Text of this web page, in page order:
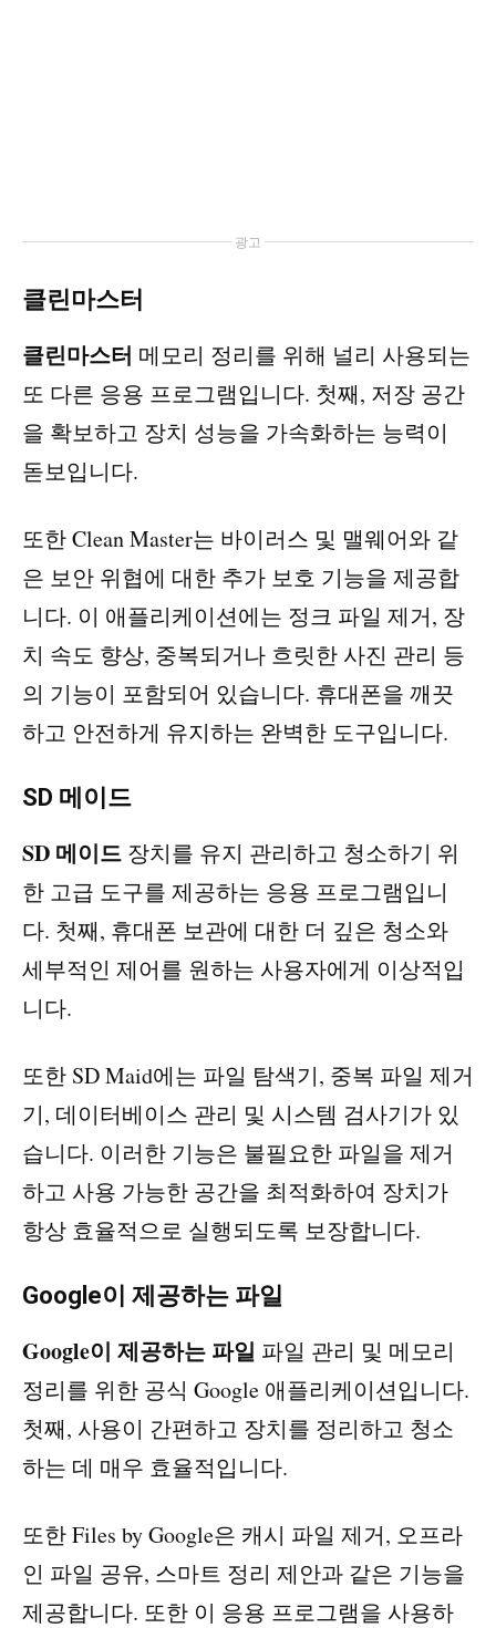
광고
클린마스터
클린마스터 메모리 정리를 위해 널리 사용되는
또 다른 응용 프로그램입니다. 첫째, 저장 공간
을 확보하고 장치 성능을 가속화하는 능력이
돋보입니다.
또한 Clean Master는 바이러스 및 맬웨어와 같
은 보안 위협에 대한 추가 보호 기능을 제공합
니다. 이 애플리케이션에는 정크 파일 제거, 장
치 속도 향상, 중복되거나 흐릿한 사진 관리 등
의 기능이 포함되어 있습니다. 휴대폰을 깨끗
하고 안전하게 유지하는 완벽한 도구입니다.
SD 메이드
SD 메이드 장치를 유지 관리하고 청소하기 위
한 고급 도구를 제공하는 응용 프로그램입니
다. 첫째, 휴대폰 보관에 대한 더 깊은 청소와
세부적인 제어를 원하는 사용자에게 이상적입
니다.
또한 SD Maid에는 파일 탐색기, 중복 파일 제거
기, 데이터베이스 관리 및 시스템 검사기가 있
습니다. 이러한 기능은 불필요한 파일을 제거
하고 사용 가능한 공간을 최적화하여 장치가
항상 효율적으로 실행되도록 보장합니다.
Google이 제공하는 파일
Google이 제공하는 파일 파일 관리 및 메모리
정리를 위한 공식 Google 애플리케이션입니다.
첫째, 사용이 간편하고 장치를 정리하고 청소
하는 데 매우 효율적입니다.
또한 Files by Google은 캐시 파일 제거, 오프라
인 파일 공유, 스마트 정리 제안과 같은 기능을
제공합니다. 또한 이 응용 프로그램을 사용하